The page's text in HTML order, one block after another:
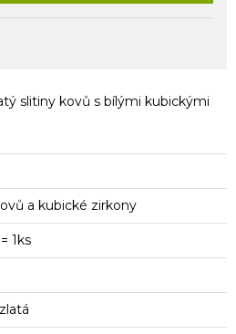
slitiny kovů s bílými kubickými
a kubické zirkony
1ks